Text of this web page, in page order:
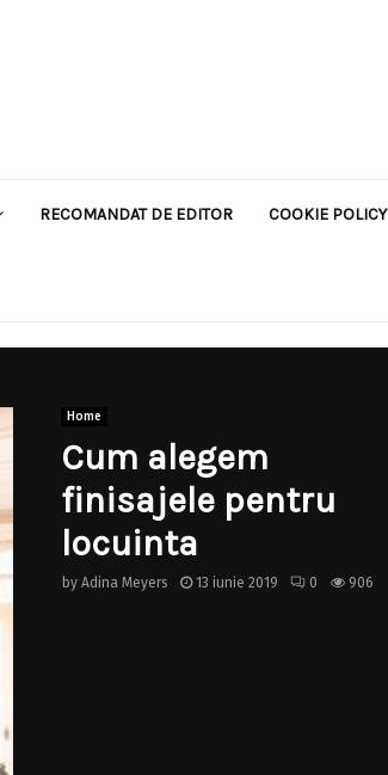
RECOMANDAT DE EDITOR COOKIE POLICY
Home
Cum alegem
finisajele pentru
locuinta
by Adina Meyers 13 iunie 2019 0 906